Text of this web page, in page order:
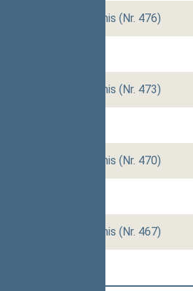
vakarinis (Nr. 476)
vakarinis (Nr. 473)
vakarinis (Nr. 470)
vakarinis (Nr. 467)